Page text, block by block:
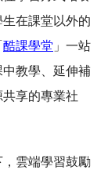
在課堂以外的
酷課學堂 」一站
教學、延伸補
享的專業社
雲端學習鼓勵